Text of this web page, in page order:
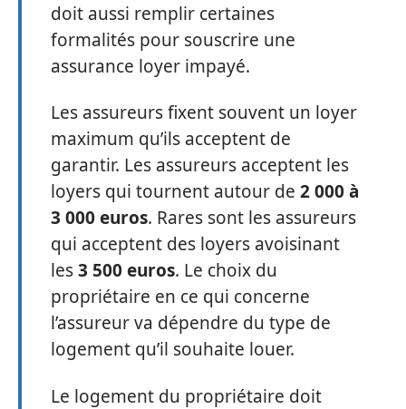
doit aussi remplir certaines
formalités pour souscrire une
assurance loyer impayé.
Les assureurs fixent souvent un loyer
maximum qu’ils acceptent de
garantir. Les assureurs acceptent les
loyers qui tournent autour de 2 000 à
3 000 euros. Rares sont les assureurs
qui acceptent des loyers avoisinant
les3 500 euros. Le choix du
propriétaire en ce qui concerne
l’assureur va dépendre du type de
logement qu’il souhaite louer.
Le logement du propriétaire doit